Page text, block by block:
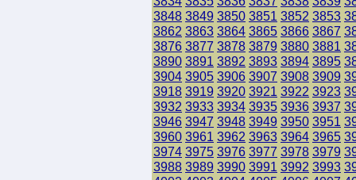
3848 3849 3850 3851 3852 3853
3862 3863 3864 3865 3866 3867
3876 3877 3878 3879 3880 3881
3890 3891 3892 3893 3894 3895
3904 3905 3906 3907 3908 3909
3918 3919 3920 3921 3922 3923
3932 3933 3934 3935 3936 3937
3946 3947 3948 3949 3950 3951
3960 3961 3962 3963 3964 3965
3974 3975 3976 3977 3978 3979
3988 3989 3990 3991 3992 3993